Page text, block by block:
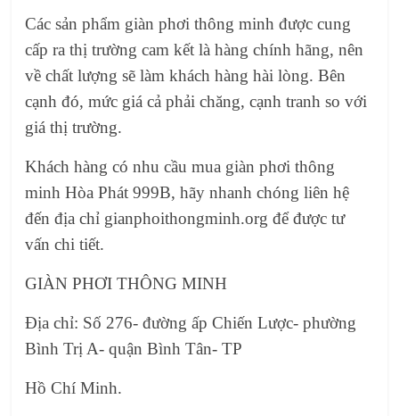
Các sản phẩm giàn phơi thông minh được cung
cấp ra thị trường cam kết là hàng chính hãng, nên
về chất lượng sẽ làm khách hàng hài lòng. Bên
cạnh đó, mức giá cả phải chăng, cạnh tranh so với
giá thị trường.
Khách hàng có nhu cầu mua giàn phơi thông
minh Hòa Phát 999B, hãy nhanh chóng liên hệ
đến địa chỉ gianphoithongminh.org để được tư
vấn chi tiết.
GIÀN PHƠI THÔNG MINH
Địa chỉ: Số 276- đường ấp Chiến Lược- phường
Bình Trị A- quận Bình Tân- TP
Hồ Chí Minh.